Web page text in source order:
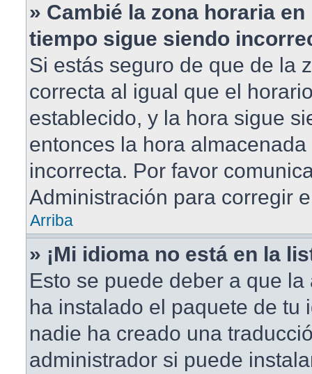
» Cambié la zona horaria
tiempo sigue siendo
Si estás seguro de que de la
correcta al igual que el
establecido, y la hora sigue
entonces la hora
incorrecta. Por favor
Administración para corregir
Arriba
» ¡Mi idioma no está en la
Esto se puede deber a que
ha instalado el paquete de tu
nadie ha creado una
administrador si puede